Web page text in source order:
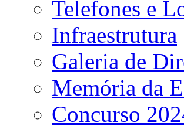
Telefones e
Infraestrutura
Galeria de
Memória da
Concurso